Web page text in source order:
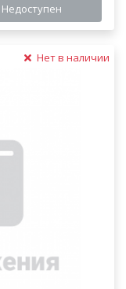
Недоступен
Нет в наличии